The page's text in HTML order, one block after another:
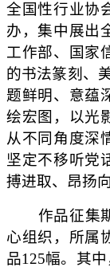
全国性行业协
办，集中展出
工作部、国家
的书法篆刻、
题鲜明、意蕴
绘宏图，以光
从不同角度深
坚定不移听党
搏进取、昂扬
作品征集期
心组织，所属
品125幅。其